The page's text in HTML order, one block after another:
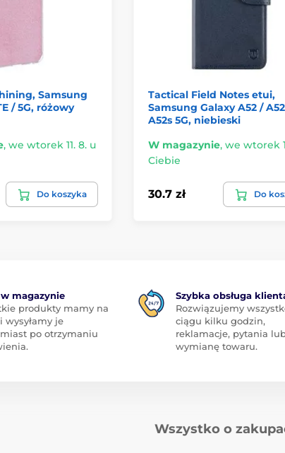
Samsung
/ 5G, różowy
, we wtorek 11. 8. u
Do koszyka
Tactical Field Notes etui,
Samsung Galaxy A52 /
A52s 5G, niebieski
W magazynie, we wtorek
Ciebie
30.7 zł Do
magazynie
produkty mamy na
wysyłamy je
po otrzymaniu
Szybka obsługa
Rozwiązujemy
ciągu kilku godzin,
reklamacje, pytania
wymianę towaru.
Wszystko o